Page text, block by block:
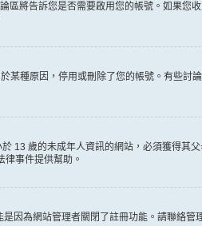
將告訴您是否需要啟用您的帳號。如果
種原因，停用或刪除了您的帳號。有些
13 歲的未成年人資訊的網站，必須獲得
事件提供幫助。
因為網站管理者關閉了註冊功能。請聯絡管